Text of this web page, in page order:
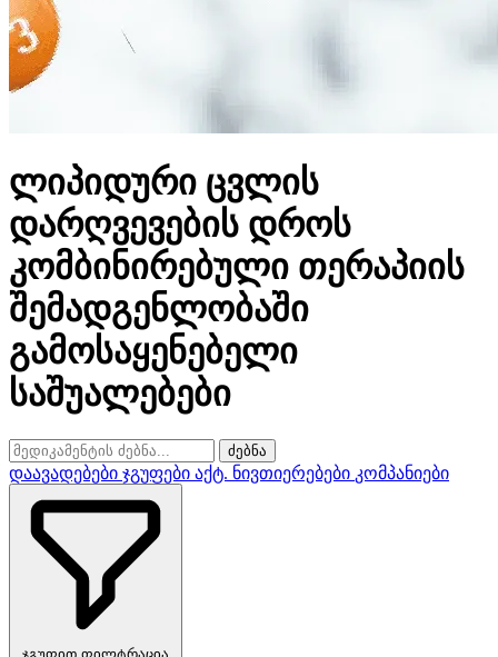
ლიპიდური ცვლის
დარღვევების დროს
კომბინირებული თერაპიის
შემადგენლობაში
გამოსაყენებელი
საშუალებები
ძებნა
დაავადებები ჯგუფები აქტ. ნივთიერებები კომპანიები